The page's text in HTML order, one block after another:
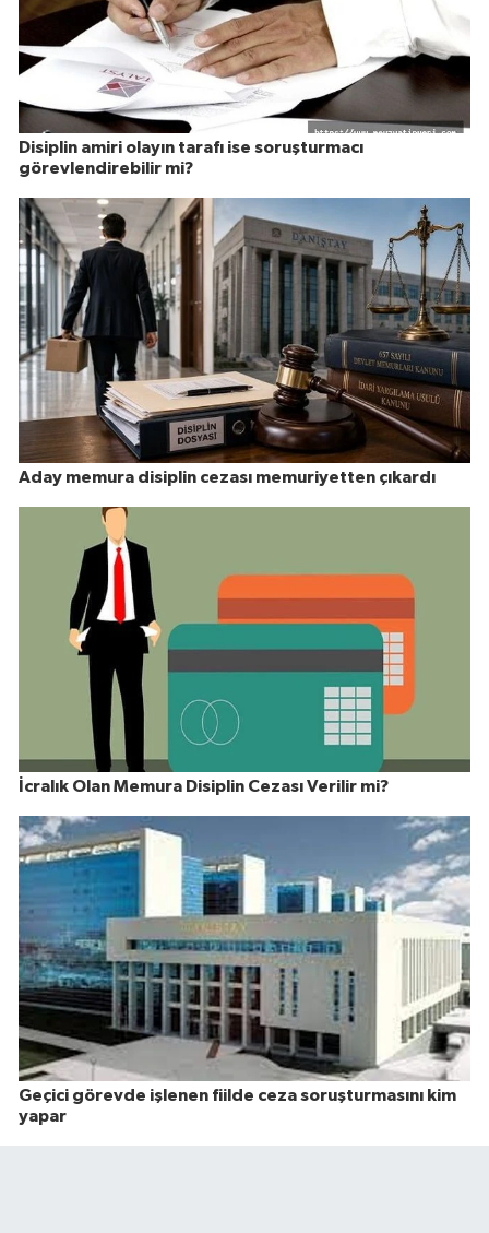
Disiplin amiri olayın tarafı ise soruşturmacı
görevlendirebilir mi?
Aday memura disiplin cezası memuriyetten çıkardı
İcralık Olan Memura Disiplin Cezası Verilir mi?
Geçici görevde işlenen fiilde ceza soruşturmasını kim
yapar